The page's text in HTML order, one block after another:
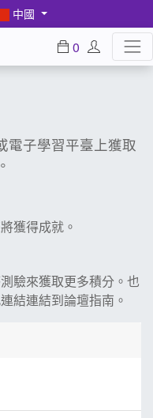
中國
0
電子學習平臺上獲取
獲得成就。
驗來獲取更多積分。也
結連結到論壇指南。